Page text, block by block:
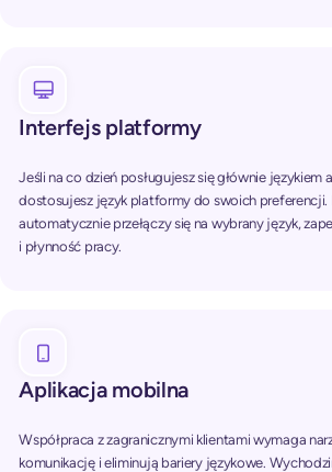
Interfejs platformy
Jeśli na co dzień posługujesz się głównie językiem
dostosujesz język platformy do swoich preferencji.
automatycznie przełączy się na wybrany język,
i płynność pracy.
Aplikacja mobilna
Współpraca z zagranicznymi klientami wymaga
komunikację i eliminują bariery językowe.